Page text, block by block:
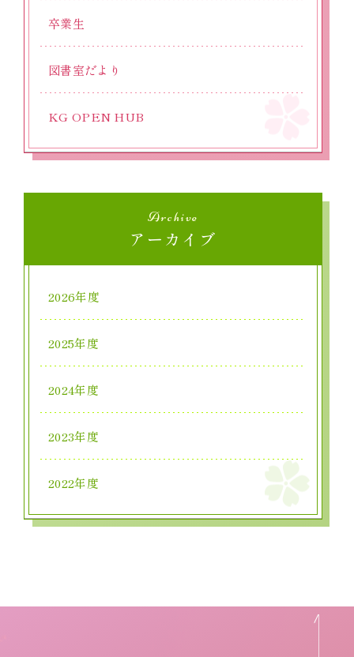
卒業生
図書室だより
KG OPEN HUB
Archive
アーカイブ
2026年度
2025年度
2024年度
2023年度
2022年度